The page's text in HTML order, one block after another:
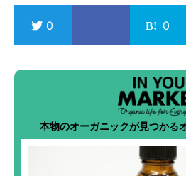
0 0
本物のオーガニックが見つかる